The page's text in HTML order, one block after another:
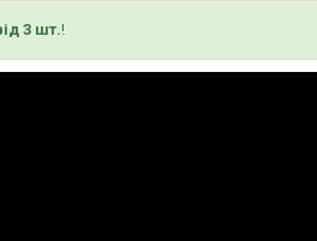
3 шт.!